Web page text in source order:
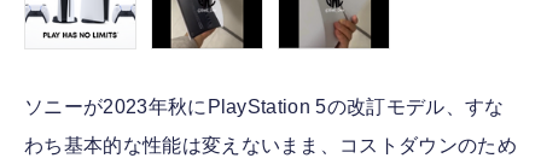
ソニーが2023年秋にPlayStation 5の改訂モデル、すな
わち基本的な性能は変えないまま、コストダウンのため